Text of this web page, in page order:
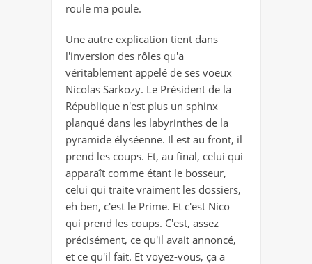
roule ma poule.
Une autre explication tient dans
l'inversion des rôles qu'a
véritablement appelé de ses voeux
Nicolas Sarkozy. Le Président de la
République n'est plus un sphinx
planqué dans les labyrinthes de la
pyramide élyséenne. Il est au front, il
prend les coups. Et, au final, celui qui
apparaît comme étant le bosseur,
celui qui traite vraiment les dossiers,
eh ben, c'est le Prime. Et c'est Nico
qui prend les coups. C'est, assez
précisément, ce qu'il avait annoncé,
et ce qu'il fait. Et voyez-vous, ça a